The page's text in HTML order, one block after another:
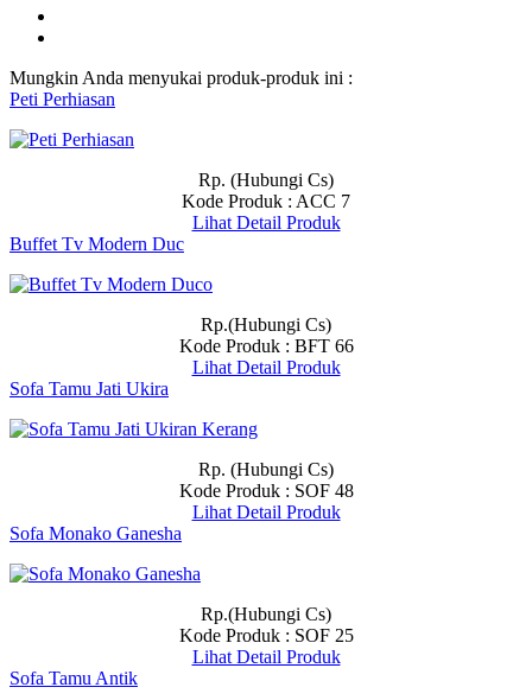
Mungkin Anda menyukai produk-produk ini :
Peti Perhiasan
Rp. (Hubungi Cs)
Kode Produk : ACC 7
Lihat Detail Produk
Buffet Tv Modern Duc
Rp.(Hubungi Cs)
Kode Produk : BFT 66
Lihat Detail Produk
Sofa Tamu Jati Ukira
Rp. (Hubungi Cs)
Kode Produk : SOF 48
Lihat Detail Produk
Sofa Monako Ganesha
Rp.(Hubungi Cs)
Kode Produk : SOF 25
Lihat Detail Produk
Sofa Tamu Antik